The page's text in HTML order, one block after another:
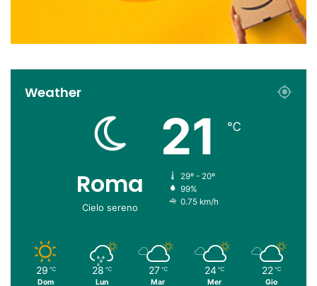
Weather
Roma
Cielo sereno
21 ℃
29º - 20º
99%
0.75 km/h
29 ℃
Dom
28 ℃
Lun
27 ℃
Mar
24 ℃
Mer
22 ℃
Gio